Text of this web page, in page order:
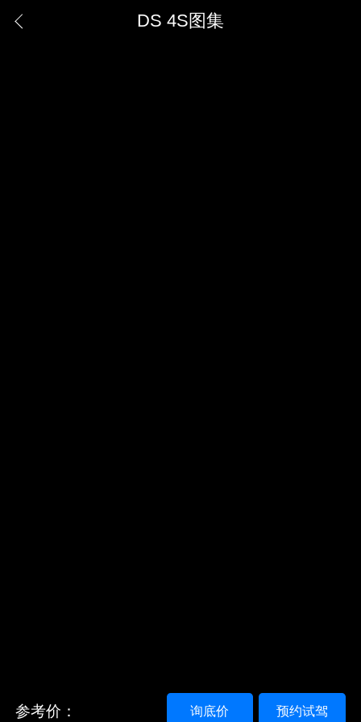
DS 4S图集
参考价： 预约试驾
询底价